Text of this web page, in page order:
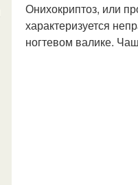
Онихокриптоз, или
характеризуется
ногтевом валике.